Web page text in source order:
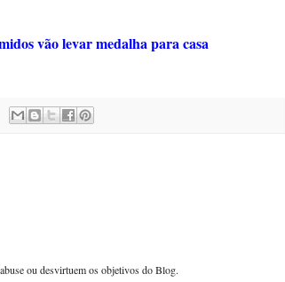
vão levar medalha para casa
ou desvirtuem os objetivos do Blog.